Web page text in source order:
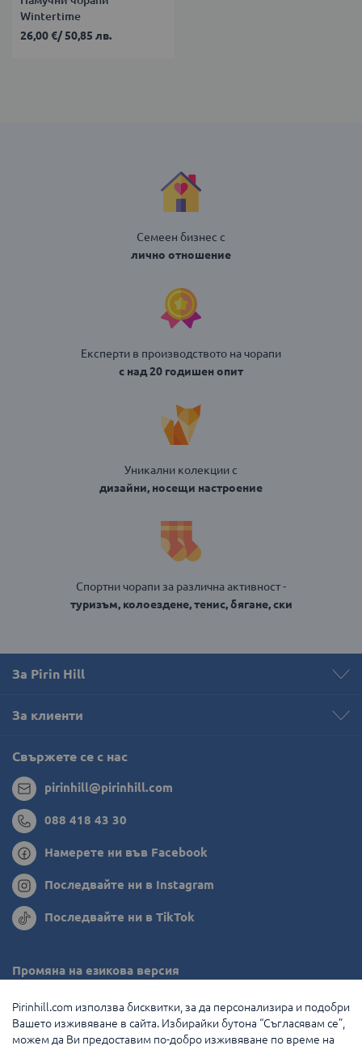
Wintertime
26,00 €/50,85 лв.
Семеен бизнес с
лично отношение
Експерти в производството на чорапи
с над 20 годишен опит
Уникални колекции с
дизайни, носещи настроение
Спортни чорапи за различна активност -
туризъм, колоездене, тенис, бягане, ски
За Pirin Hill
За клиенти
Свържете се с нас
pirinhill@pirinhill.com
088 418 43 30
Намерете ни във Facebook
Последвайте ни в Instagram
Последвайте ни в TikTok
Промяна на езикова версия
Румъния
Гърция
Pirinhill.com използва бисквитки, за да персонализира и подобри
Вашето изживяване в сайта. Избирайки бутона “Съгласявам се”,
можем да Ви предоставим по-добро изживяване по време на